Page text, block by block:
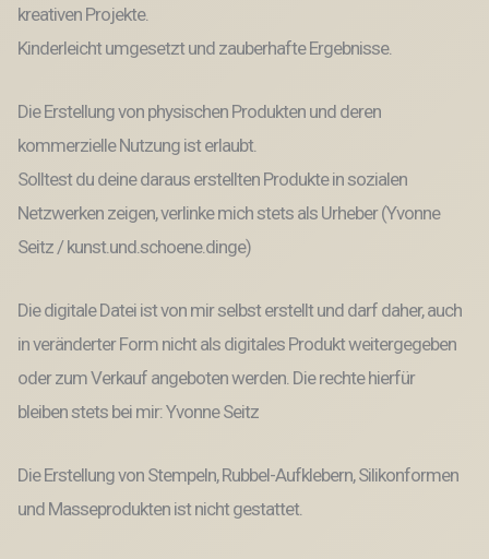
kreativen Projekte.
Kinderleicht umgesetzt und zauberhafte Ergebnisse.
Die Erstellung von physischen Produkten und deren
kommerzielle Nutzung ist erlaubt.
Solltest du deine daraus erstellten Produkte in sozialen
Netzwerken zeigen, verlinke mich stets als Urheber (Yvonne
Seitz / kunst.und.schoene.dinge)
Die digitale Datei ist von mir selbst erstellt und darf daher, auch
in veränderter Form nicht als digitales Produkt weitergegeben
oder zum Verkauf angeboten werden. Die rechte hierfür
bleiben stets bei mir: Yvonne Seitz
Die Erstellung von Stempeln, Rubbel-Aufklebern, Silikonformen
und Masseprodukten ist nicht gestattet.